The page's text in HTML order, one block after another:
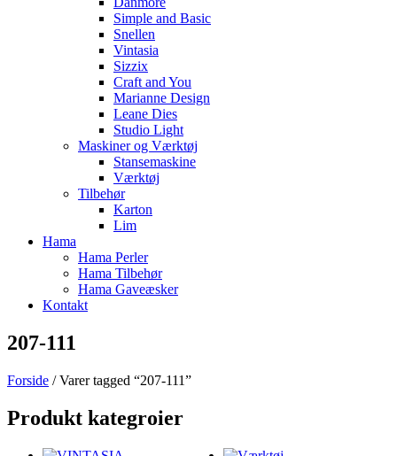
Simple and Basic
Snellen
Vintasia
Sizzix
Craft and You
Marianne Design
Leane Dies
Studio Light
Maskiner og Værktøj
Stansemaskine
Værktøj
Tilbehør
Karton
Lim
Hama
Hama Perler
Hama Tilbehør
Hama Gaveæsker
Kontakt
207-111
Forside / Varer tagged “207-111”
Produkt kategroier